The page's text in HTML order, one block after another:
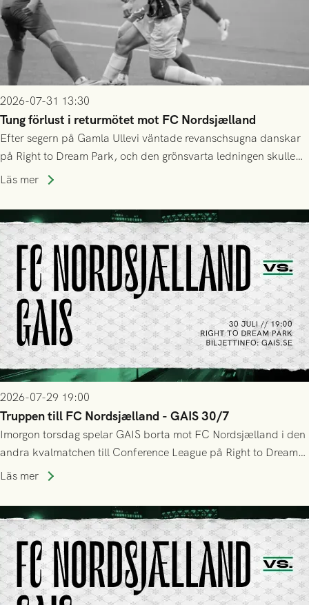
2026-07-31 13:30
Tung förlust i returmötet mot FC Nordsjælland
Efter segern på Gamla Ullevi väntade revanschsugna danskar
på Right to Dream Park, och den grönsvarta ledningen skulle
upphöra efter mindre än kvarten spelad. På lika mark visade
tennissiffror och det grönsvarta europaäventyret tog slut.
Läs mer
2026-07-29 19:00
Truppen till FC Nordsjælland - GAIS 30/7
Imorgon torsdag spelar GAIS borta mot FC Nordsjælland i den
andra kvalmatchen till Conference League på Right to Dream
Park! Fredrik Holmberg och ledarstaben har tagit ut följande
Läs mer